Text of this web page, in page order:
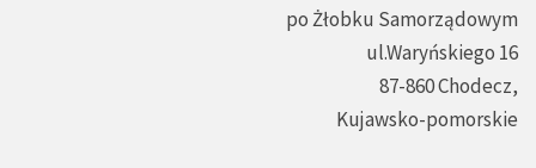
po Żłobku Samorządowym
ul.Waryńskiego 16
87-860 Chodecz,
Kujawsko-pomorskie